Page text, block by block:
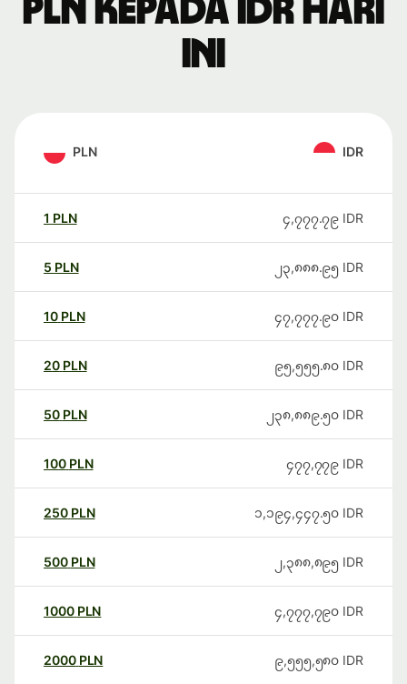
PLN kepada IDR hari
ini
PLN IDR
1 PLN ၄,၇၇၇.၇၉ IDR
5 PLN ၂၃,၈၈၈.၉၅ IDR
10 PLN ၄၇,၇၇၇.၉၀ IDR
20 PLN ၉၅,၅၅၅.၈၀ IDR
50 PLN ၂၃၈,၈၈၉.၅၀ IDR
100 PLN ၄၇၇,၇၇၉ IDR
250 PLN ၁,၁၉၄,၄၄၇.၅၀ IDR
500 PLN ၂,၃၈၈,၈၉၅ IDR
1000 PLN ၄,၇၇၇,၇၉၀ IDR
2000 PLN ၉,၅၅၅,၅၈၀ IDR